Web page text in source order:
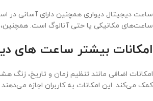
ساعت دیجیتال دیواری همچنین دارای آسانی در
ساعت‌های مکانیکی یا حتی آنالوگ است. همچنین،
امکانات بیشتر ساعت های
امکانات اضافی مانند تنظیم زمان و تاریخ، زنگ
کمک می‌کند. این امکانات به کاربران اجازه